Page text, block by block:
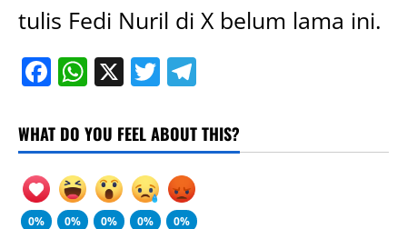
tulis Fedi Nuril di X belum lama ini.
Facebook
WhatsApp
X Twitter
WHAT DO YOU FEEL ABOUT THIS?
0%
0%
0%
0%
0%